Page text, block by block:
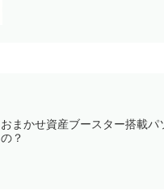
おまかせ資産ブースター搭載
の？